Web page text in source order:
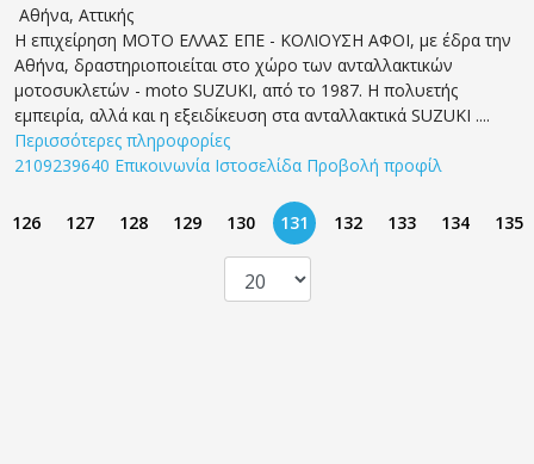
Αθήνα, Αττικής
Η επιχείρηση ΜΟΤΟ ΕΛΛΑΣ ΕΠΕ - ΚΟΛΙΟΥΣΗ ΑΦΟΙ, με έδρα την
Αθήνα, δραστηριοποιείται στο χώρο των ανταλλακτικών
μοτοσυκλετών - moto SUZUKI, από το 1987. Η πολυετής
εμπειρία, αλλά και η εξειδίκευση στα ανταλλακτικά SUZUKI ....
Περισσότερες πληροφορίες
2109239640 Επικοινωνία Ιστοσελίδα Προβολή προφίλ
126 127 128 129 130 131 132 133 134 135